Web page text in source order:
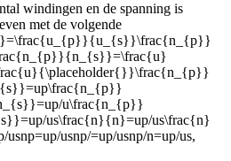
windingen en de spanning is
met de volgende
u\frac{n_{p}}
us\frac{n}{n}=up/us\frac{n}
usnp/=up/usnp/n=up/us,